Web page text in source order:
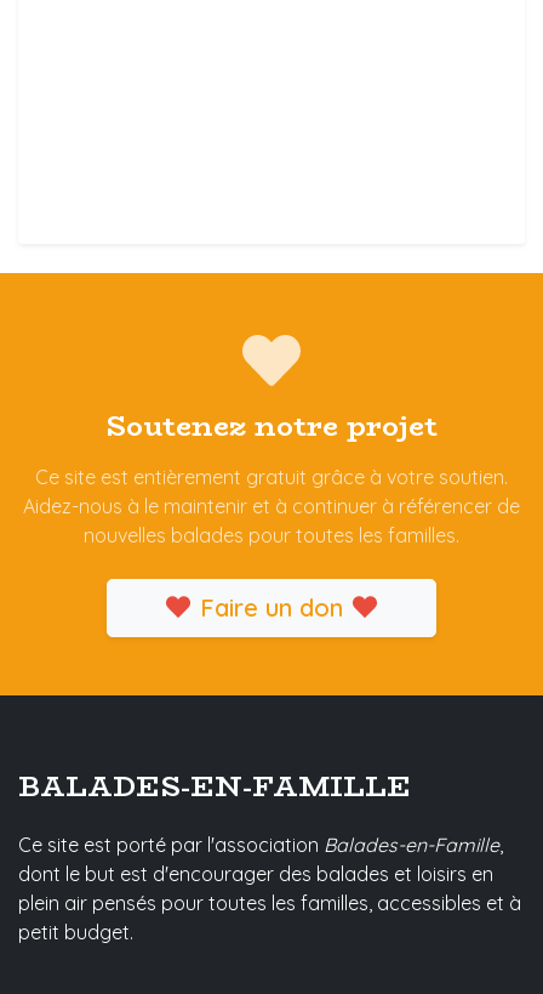
Soutenez notre projet
Ce site est entièrement gratuit grâce à votre soutien.
Aidez-nous à le maintenir et à continuer à référencer de
nouvelles balades pour toutes les familles.
Faire un don
BALADES-EN-FAMILLE
Ce site est porté par l'association Balades-en-Famille,
dont le but est d'encourager des balades et loisirs en
plein air pensés pour toutes les familles, accessibles et à
petit budget.